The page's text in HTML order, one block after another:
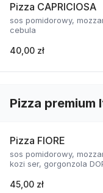
Pizza CAPRICIOSA
sos pomidorowy,
cebula
40,00 zł
Pizza premium
Pizza FIORE
sos pomidorowy,
kozi ser, gorgonzola
45,00 zł